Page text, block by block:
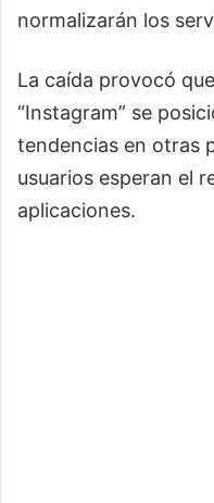
normalizarán los
La caída provocó
“Instagram” se
tendencias en otras
usuarios esperan el
aplicaciones.